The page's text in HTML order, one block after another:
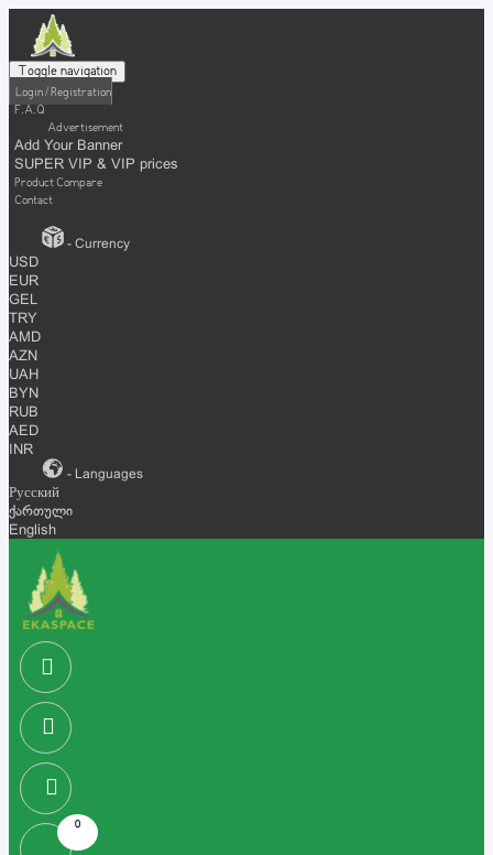
Toggle navigation
Login / Registration
F.A.Q
Advertisement
Add Your Banner
SUPER VIP & VIP prices
Product Compare
Contact
- Currency
USD
EUR
GEL
TRY
AMD
AZN
UAH
BYN
RUB
AED
INR
- Languages
Русский
ქართული
English
0